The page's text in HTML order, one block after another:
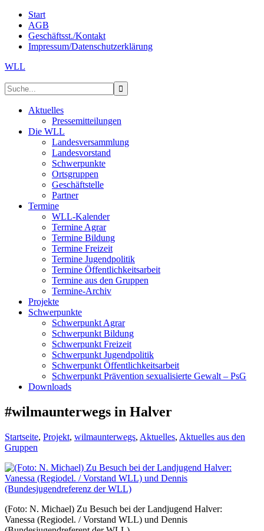
Start
AGB
Geschäftsst./Kontakt
Impressum/Datenschutzerklärung
WLL
Aktuelles
Pressemitteilungen
Die WLL
Landesversammlung
Landesvorstand
Schwerpunkte
Ortsgruppen
Geschäftstelle
Partner
Termine
WLL-Kalender
Termine Agrar
Termine Bildung
Termine Freizeit
Termine Jugendpolitik
Termine Öffentlichkeitsarbeit
Termine aus den Gruppen
Termine-Archiv
Projekte
Schwerpunkte
Schwerpunkt Agrar
Schwerpunkt Bildung
Schwerpunkt Freizeit
Schwerpunkt Jugendpolitik
Schwerpunkt Öffentlichkeitsarbeit
Schwerpunkt Prävention sexualisierte Gewalt – PsG
Downloads
#wilmaunterwegs in Halver
Startseite, Projekt, wilmaunterwegs, Aktuelles, Aktuelles aus den
Gruppen
(Foto: N. Michael) Zu Besuch bei der Landjugend Halver:
Vanessa (Regiodel. / Vorstand WLL) und Dennis